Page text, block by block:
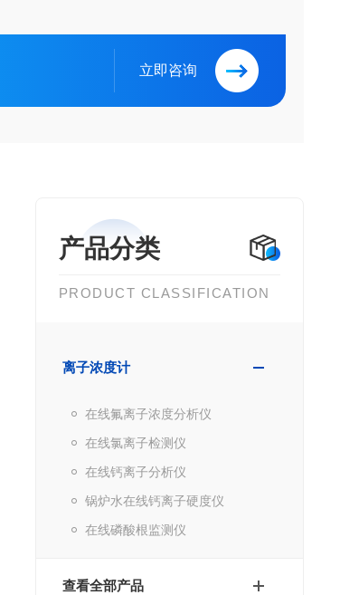
立即咨询
产品分类
PRODUCT CLASSIFICATION
离子浓度计
在线氟离子浓度分析仪
在线氯离子检测仪
在线钙离子分析仪
锅炉水在线钙离子硬度仪
在线磷酸根监测仪
查看全部产品